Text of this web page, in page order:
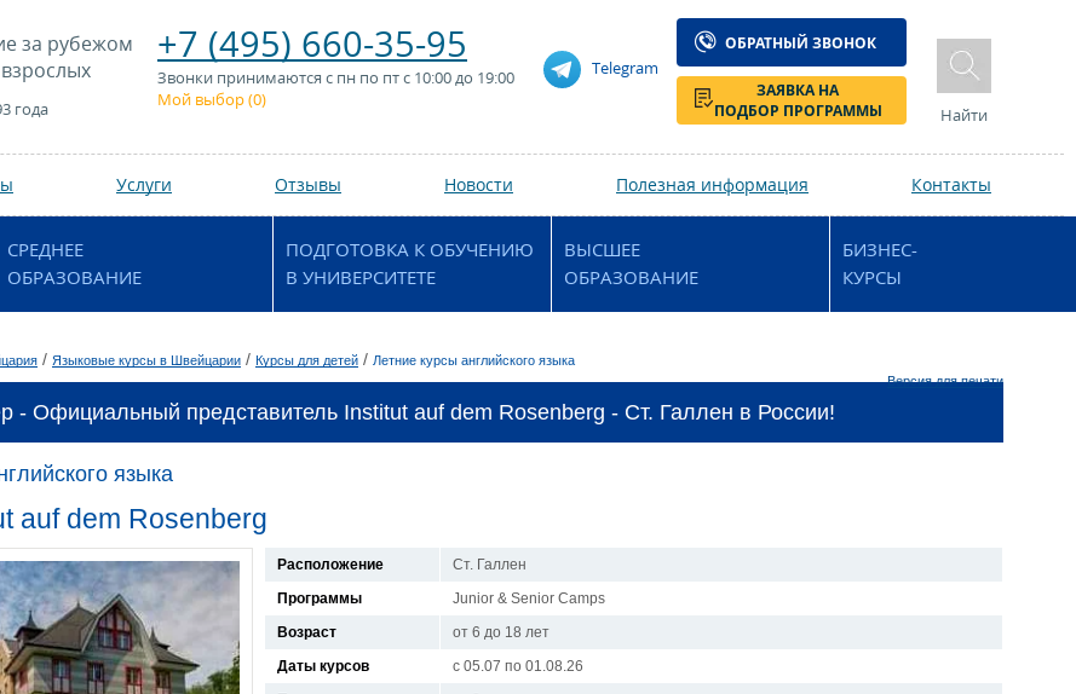
за рубежом
года
+7 (495) 660-35-95
Звонки принимаются с пн по пт с 10:00 до 19:00
Мой выбор (0)
Telegram
ОБРАТНЫЙ ЗВОНОК
ЗАЯВКА НА
ПОДБОР ПРОГРАММЫ
Найти
Услуги Отзывы Новости Полезная информация Контакты
СРЕДНЕЕ
ОБРАЗОВАНИЕ
ПОДГОТОВКА К ОБУЧЕНИЮ
В УНИВЕРСИТЕТЕ
ВЫСШЕЕ
ОБРАЗОВАНИЕ
БИЗНЕС-
КУРСЫ
/ Языковые курсы в Швейцарии / Курсы для детей / Летние курсы английского языка
Версия для печати
- Официальный представитель Institut auf dem Rosenberg - Ст. Галлен в России!
языка
auf dem Rosenberg
Расположение
Ст. Галлен
Программы
Junior & Senior Camps
Возраст
от 6 до 18 лет
Даты курсов
с 05.07 по 01.08.26